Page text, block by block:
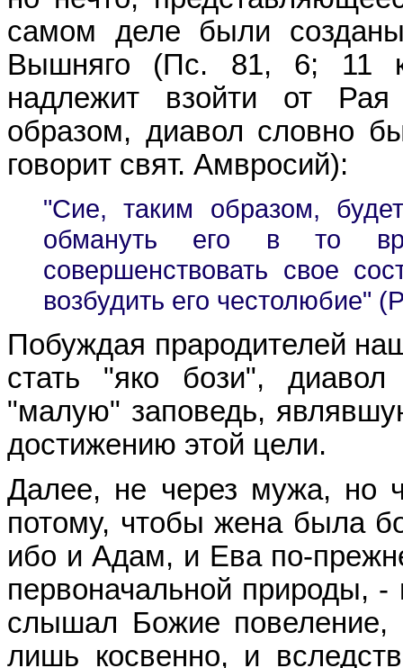
самом деле были
Вышняго (Пс. 81, 6; 11
надлежит взойти от
образом, диавол словно
говорит свят. Амвросий):
"Сие, таким образом,
обмануть его в то
совершенствовать свое
возбудить его честолюбие"
Побуждая прародителей
стать "яко бози",
"малую" заповедь,
достижению этой цели.
Далее, не через мужа, но
потому, чтобы жена была
ибо и Адам, и Ева по-
первоначальной природы,
слышал Божие
лишь косвенно, и